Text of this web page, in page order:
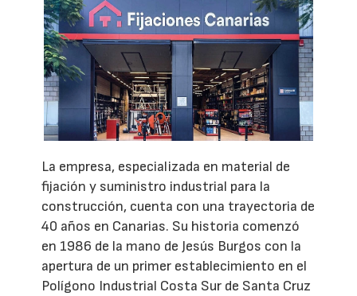
La empresa, especializada en material de
fijación y suministro industrial para la
construcción, cuenta con una trayectoria de
40 años en Canarias. Su historia comenzó
en 1986 de la mano de Jesús Burgos con la
apertura de un primer establecimiento en el
Polígono Industrial Costa Sur de Santa Cruz